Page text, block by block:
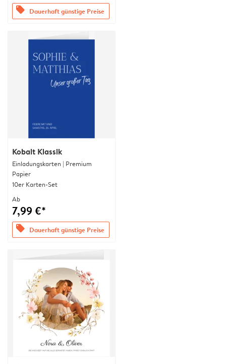
offers Dauerhaft günstige Preise
Kobalt Klassik
Einladungskarten | Premium
Papier
10er Karten-Set
Ab
7,99 €*
offers Dauerhaft günstige Preise